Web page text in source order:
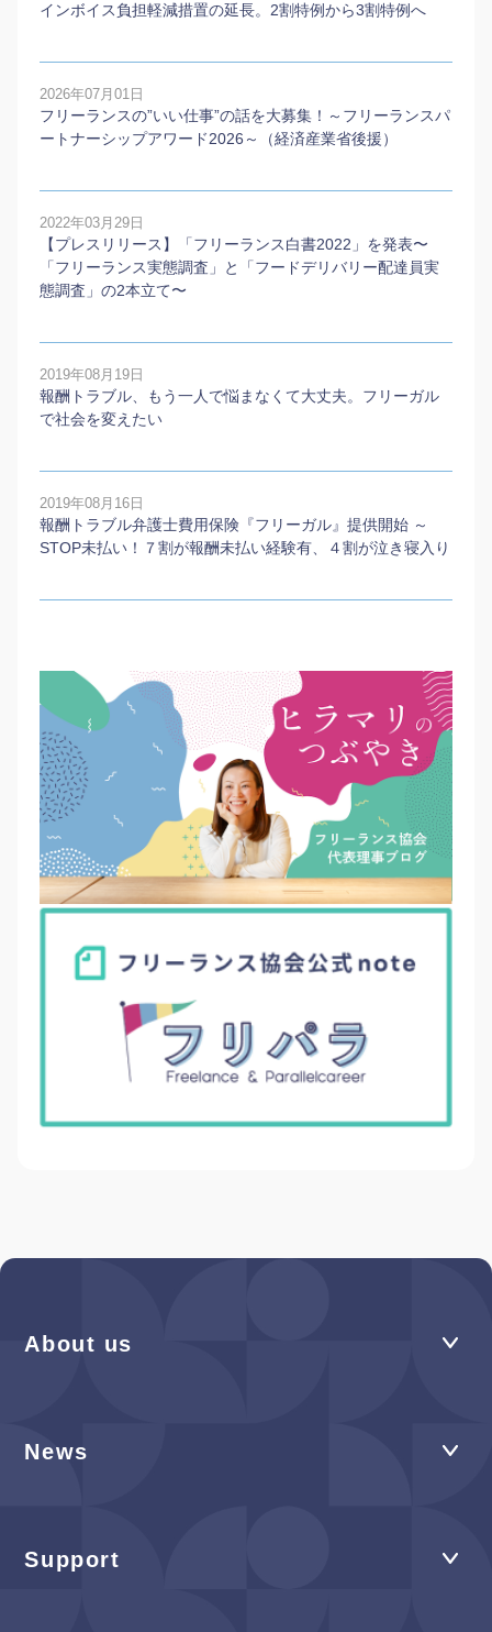
インボイス負担軽減措置の延長。2割特例から3割特例へ
2026年07月01日
フリーランスの”いい仕事”の話を大募集！～フリーランスパ
ートナーシップアワード2026～（経済産業省後援）
2022年03月29日
【プレスリリース】「フリーランス白書2022」を発表〜
「フリーランス実態調査」と「フードデリバリー配達員実
態調査」の2本⽴て〜
2019年08月19日
報酬トラブル、もう一人で悩まなくて大丈夫。フリーガル
で社会を変えたい
2019年08月16日
報酬トラブル弁護士費用保険『フリーガル』提供開始 ～
STOP未払い！７割が報酬未払い経験有、４割が泣き寝入り
About us
News
Support